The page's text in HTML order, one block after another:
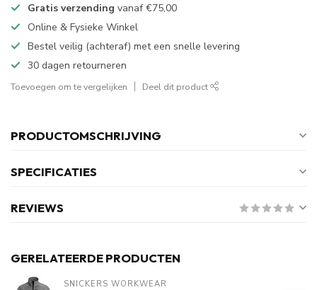
Gratis verzending vanaf€75,00
Online & Fysieke Winkel
Bestel veilig (achteraf) met een snelle levering
30 dagen retourneren
Toevoegen om te vergelijken Deel dit product
PRODUCTOMSCHRIJVING
SPECIFICATIES
REVIEWS
GERELATEERDE PRODUCTEN
SNICKERS WORKWEAR